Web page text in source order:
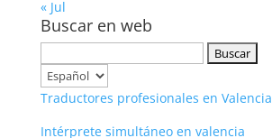
« Jul
Buscar en web
Elegir
un
Traductores profesionales en Valencia
Intérprete simultáneo en valencia